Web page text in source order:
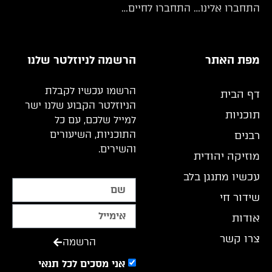
התחברו אלינו… התחברו לחיים…
מפת האתר
דף הבית
תוכניות
רבנים
מוזיקה יהודית
עכשיו מתנגן בלב
שידור חי
אודות
צרו קשר
הרשמה לניוזלטר שלנו
הרשמו עכשיו לקבלת
הניוזלטר הקבוע שלנו ישר
למייל שלכם, עם כל
התוכניות, השיעורים
והשירים.
אני מסכים לכל תנאי
הרשמה